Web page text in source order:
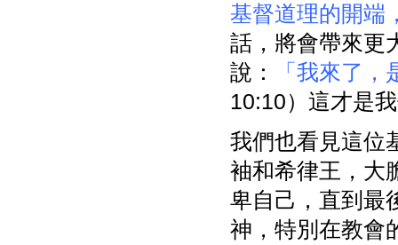
基督道理的開端
話，將會帶來更
說：
「我來了
10:10）這才是
我們也看見這位
袖和希律王，大
卑自己，直到最
神，特別在教會